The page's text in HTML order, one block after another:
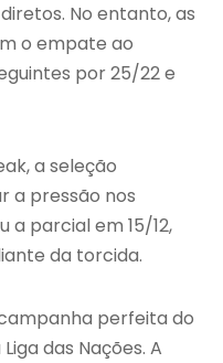
No entanto, as
o empate ao
por 25/22 e
a seleção
a pressão nos
a parcial em 15/12,
da torcida.
perfeita do
das Nações. A